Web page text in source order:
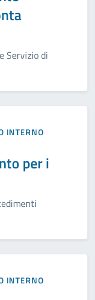
Servizio di
INTERNO
per i
INTERNO